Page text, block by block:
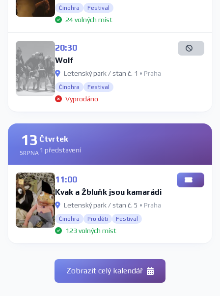
Činohra Festival
24 volných míst
20:30
Wolf
Letenský park / stan č. 1 • Praha
Činohra Festival
Vyprodáno
13
SRPNA
Čtvrtek
1 představení
11:00
Kvak a Žbluňk jsou kamarádi
Letenský park / stan č. 5 • Praha
Činohra Pro děti Festival
123 volných míst
Zobrazit celý kalendář